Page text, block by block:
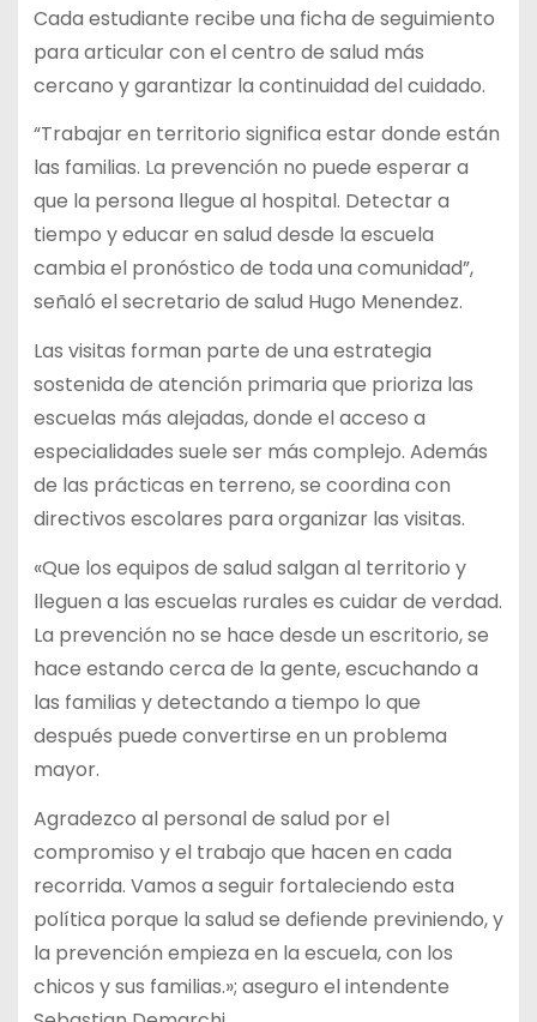
Cada estudiante recibe una ficha de seguimiento
para articular con el centro de salud más
cercano y garantizar la continuidad del cuidado.
“Trabajar en territorio significa estar donde están
las familias. La prevención no puede esperar a
que la persona llegue al hospital. Detectar a
tiempo y educar en salud desde la escuela
cambia el pronóstico de toda una comunidad”,
señaló el secretario de salud Hugo Menendez.
Las visitas forman parte de una estrategia
sostenida de atención primaria que prioriza las
escuelas más alejadas, donde el acceso a
especialidades suele ser más complejo. Además
de las prácticas en terreno, se coordina con
directivos escolares para organizar las visitas.
«Que los equipos de salud salgan al territorio y
lleguen a las escuelas rurales es cuidar de verdad.
La prevención no se hace desde un escritorio, se
hace estando cerca de la gente, escuchando a
las familias y detectando a tiempo lo que
después puede convertirse en un problema
mayor.
Agradezco al personal de salud por el
compromiso y el trabajo que hacen en cada
recorrida. Vamos a seguir fortaleciendo esta
política porque la salud se defiende previniendo, y
la prevención empieza en la escuela, con los
chicos y sus familias.»; aseguro el intendente